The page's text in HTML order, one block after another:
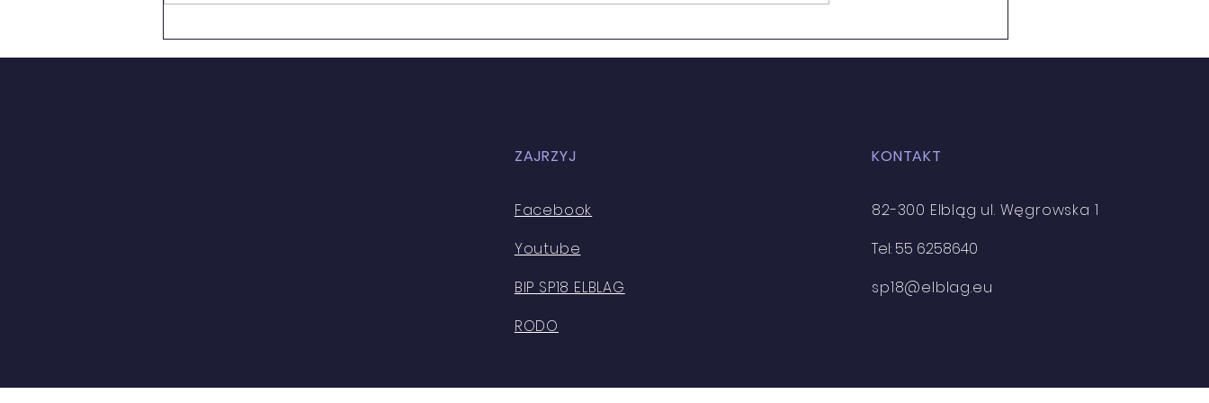
ZAJRZYJ
Facebook
Youtube
BIP SP18 ELBLAG
RODO
KONTAKT
82-300 Elbląg ul. Węgrowska 1
Tel: 55 6258640
sp18@elblag.eu